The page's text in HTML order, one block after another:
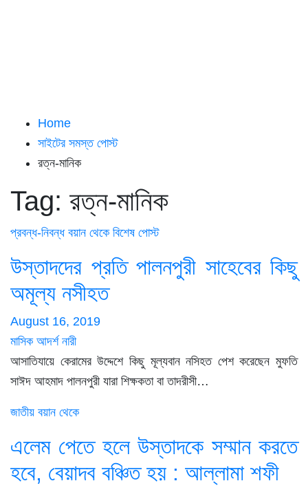
Home
সাইটের সমস্ত পোস্ট
রত্ন-মানিক
Tag: রত্ন-মানিক
প্রবন্ধ-নিবন্ধ বয়ান থেকে বিশেষ পোস্ট
উস্তাদদের প্রতি পালনপুরী সাহেবের কিছু
অমূল্য নসীহত
August 16, 2019
মাসিক আদর্শ নারী
আসাতিযায়ে কেরামের উদ্দেশে কিছু মূল্যবান নসিহত পেশ করেছেন মুফতি
সাঈদ আহমাদ পালনপুরী যারা শিক্ষকতা বা তাদরীসী…
জাতীয় বয়ান থেকে
এলেম পেতে হলে উস্তাদকে সম্মান করতে
হবে, বেয়াদব বঞ্চিত হয় : আল্লামা শফী